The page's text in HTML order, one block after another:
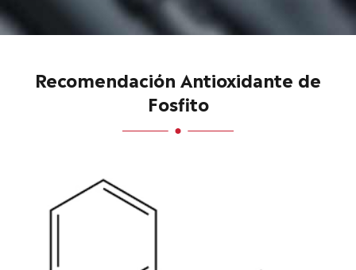
Recomendación Antioxidante de
Fosfito